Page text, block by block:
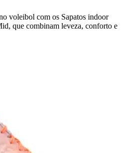
voleibol com os Sapatos indoor
que combinam leveza, conforto e